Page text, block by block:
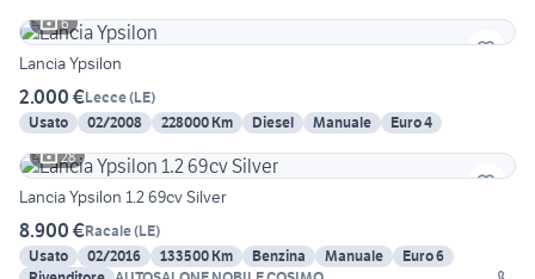
6
Lancia Ypsilon
2.000 €Lecce(LE)
Usato
02/2008 228000 Km Diesel Manuale
Euro 4
28
Lancia Ypsilon 1.2 69cv Silver
8.900 €Racale(LE)
Usato
02/2016 133500 Km Benzina Manuale
Euro 6